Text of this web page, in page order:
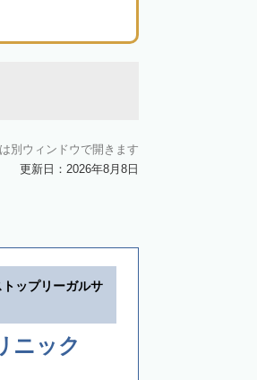
別ウィンドウで開きます
更新日：2026年8月8日
トップリーガルサ
ニック